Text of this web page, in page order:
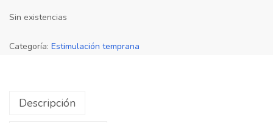
Sin existencias
Categoría: Estimulación temprana
Descripción